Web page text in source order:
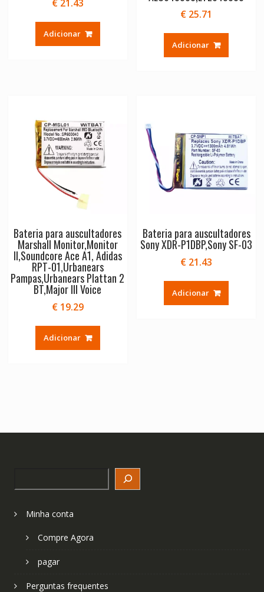
€ 21.43
Adicionar
€ 25.71
Adicionar
Bateria para auscultadores
Marshall Monitor,Monitor
II,Soundcore Ace A1, Adidas
RPT-01,Urbanears
Pampas,Urbanears Plattan 2
BT,Major III Voice
€19.29
Adicionar
Bateria para auscultadores
Sony XDR-P1DBP,Sony SF-03
€ 21.43
Adicionar
Minha conta
Compre Agora
pagar
Perguntas frequentes